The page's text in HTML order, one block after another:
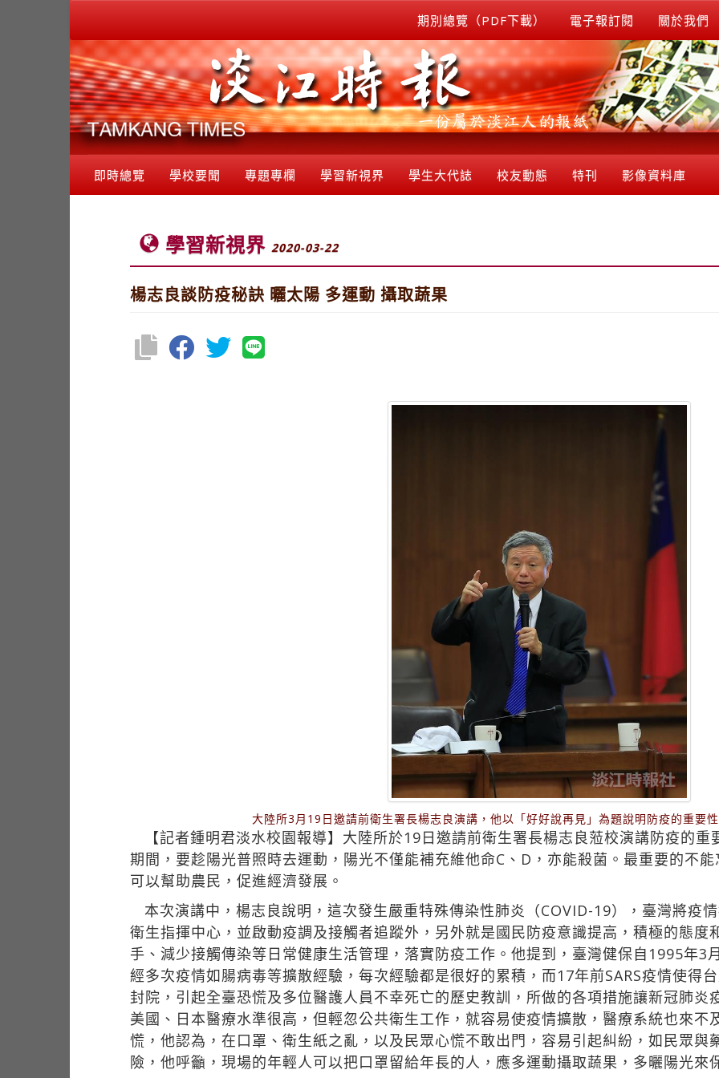
期別總覽（PDF下載） 電子報訂閱 關於我們
即時總覽 學校要聞 專題專欄 學習新視界 學生大代誌 校友動態 特刊 影像資料庫
學習新視界 2020-03-22
楊志良談防疫秘訣 曬太陽 多運動 攝取蔬果
大陸所3月19日邀請前衛生署長楊志良演講，他以「好好說再見」為題說明防疫的重要
【記者鍾明君淡水校園報導】大陸所於19日邀請前衛生署長楊志良蒞校演講防疫的
期間，要趁陽光普照時去運動，陽光不僅能補充維他命C、D，亦能殺菌。最重要的不
可以幫助農民，促進經濟發展。
本次演講中，楊志良說明，這次發生嚴重特殊傳染性肺炎（COVID-19），臺灣將疫
衛生指揮中心，並啟動疫調及接觸者追蹤外，另外就是國民防疫意識提高，積極的態度
手、減少接觸傳染等日常健康生活管理，落實防疫工作。他提到，臺灣健保自1995年3
經多次疫情如腸病毒等擴散經驗，每次經驗都是很好的累積，而17年前SARS疫情使得
封院，引起全臺恐慌及多位醫護人員不幸死亡的歷史教訓，所做的各項措施讓新冠肺炎
美國、日本醫療水準很高，但輕忽公共衛生工作，就容易使疫情擴散，醫療系統也來不
慌，他認為，在口罩、衛生紙之亂，以及民眾心慌不敢出門，容易引起糾紛，如民眾與
險，他呼籲，現場的年輕人可以把口罩留給年長的人，應多運動攝取蔬果，多曬陽光來